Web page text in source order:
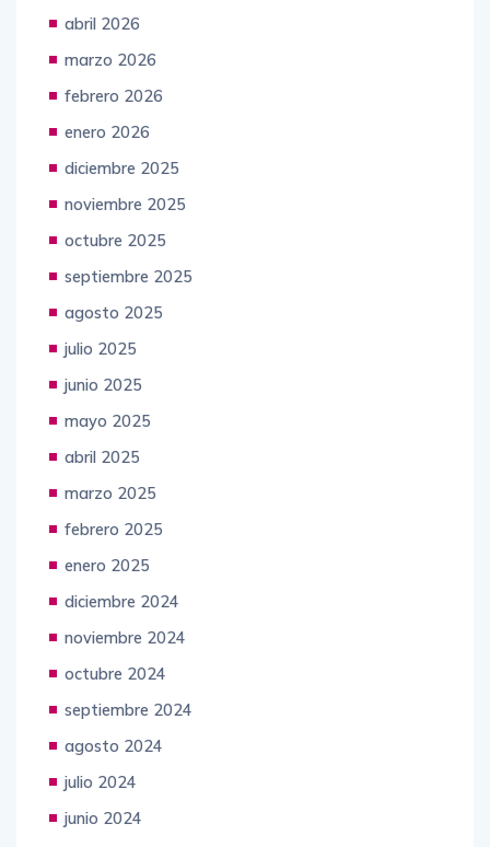
abril 2026
marzo 2026
febrero 2026
enero 2026
diciembre 2025
noviembre 2025
octubre 2025
septiembre 2025
agosto 2025
julio 2025
junio 2025
mayo 2025
abril 2025
marzo 2025
febrero 2025
enero 2025
diciembre 2024
noviembre 2024
octubre 2024
septiembre 2024
agosto 2024
julio 2024
junio 2024